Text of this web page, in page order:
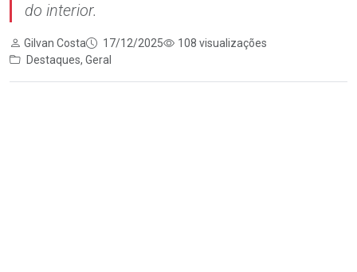
do interior.
Gilvan Costa 17/12/2025
108 visualizações
Destaques, Geral